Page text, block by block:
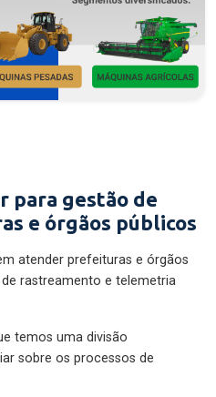
para gestão de
e órgãos públicos
atender prefeituras e órgãos
rastreamento e telemetria
temos uma divisão
sobre os processos de